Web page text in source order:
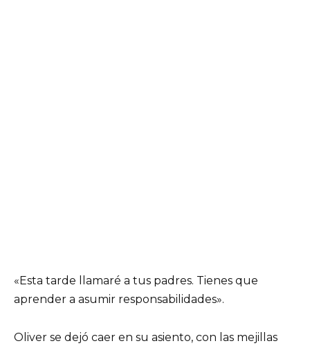
«Esta tarde llamaré a tus padres. Tienes que
aprender a asumir responsabilidades».
Oliver se dejó caer en su asiento, con las mejillas